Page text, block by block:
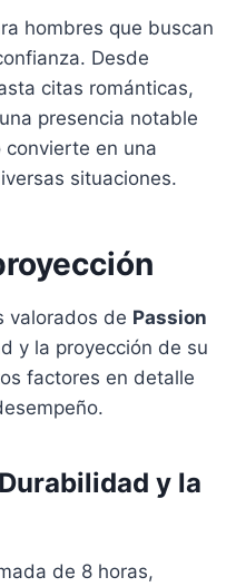
hombres que buscan
Desde
citas románticas,
presencia notable
convierte en una
situaciones.
valorados de Passion
y la proyección de su
factores en detalle
y la
de 8 horas,